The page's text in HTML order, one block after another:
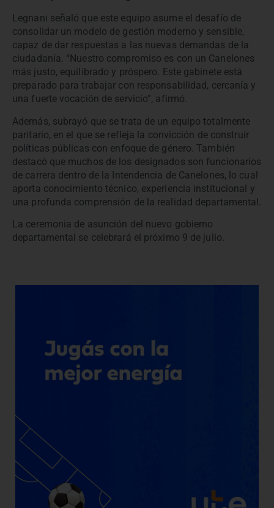
Legnani señaló que este equipo asume el desafío de
consolidar un modelo de gestión moderno y sensible,
capaz de dar respuestas a las nuevas demandas de la
ciudadanía. “Nuestro compromiso es con un Canelones
más justo, equilibrado y próspero. Este gabinete está
preparado para trabajar con responsabilidad, cercanía y
una fuerte vocación de servicio”, afirmó.
Además, subrayó que se trata de un equipo totalmente
paritario, en el que se refleja la convicción de construir
políticas públicas con enfoque de género. También
destacó que muchos de los designados son funcionarios
de carrera dentro de la Intendencia de Canelones, lo cual
aporta conocimiento técnico, experiencia institucional y
una profunda comprensión de la realidad departamental.
La ceremonia de asunción del nuevo gobierno
departamental se celebrará el próximo 9 de julio.